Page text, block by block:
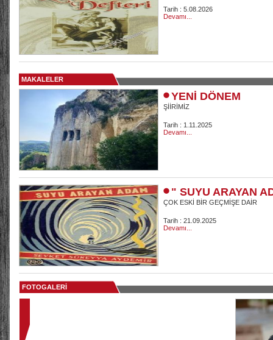
Tarih : 5.08.2026
Devamı...
MAKALELER
YENİ DÖNEM
ŞİİRİMİZ
Tarih : 1.11.2025
Devamı...
" SUYU ARAYAN
ÇOK ESKİ BİR GEÇMİŞE DAİR
Tarih : 21.09.2025
Devamı...
FOTOGALERİ